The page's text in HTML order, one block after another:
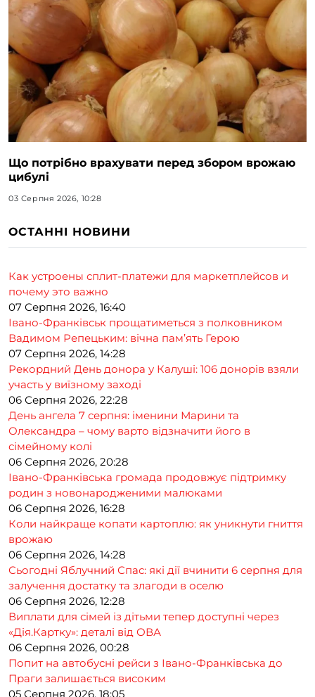
Що потрібно врахувати перед збором врожаю
цибулі
03 Серпня 2026, 10:28
ОСТАННІ НОВИНИ
Как устроены сплит-платежи для маркетплейсов и
почему это важно
07 Серпня 2026, 16:40
Івано-Франківськ прощатиметься з полковником
Вадимом Репецьким: вічна пам’ять Герою
07 Серпня 2026, 14:28
Рекордний День донора у Калуші: 106 донорів взяли
участь у виїзному заході
06 Серпня 2026, 22:28
День ангела 7 серпня: іменини Марини та
Олександра – чому варто відзначити його в
сімейному колі
06 Серпня 2026, 20:28
Івано-Франківська громада продовжує підтримку
родин з новонародженими малюками
06 Серпня 2026, 16:28
Коли найкраще копати картоплю: як уникнути гниття
врожаю
06 Серпня 2026, 14:28
Сьогодні Яблучний Спас: які дії вчинити 6 серпня для
залучення достатку та злагоди в оселю
06 Серпня 2026, 12:28
Виплати для сімей із дітьми тепер доступні через
«Дія.Картку»: деталі від ОВА
06 Серпня 2026, 00:28
Попит на автобусні рейси з Івано-Франківська до
Праги залишається високим
05 Серпня 2026, 18:05